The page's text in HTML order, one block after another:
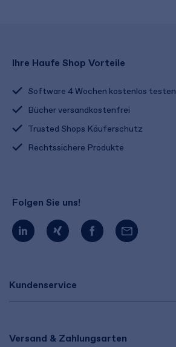
Kundenservice
Versand & Zahlungsarten
Ihre Haufe Shop Vorteile
Software 4 Wochen kostenlos testen
Bücher versandkostenfrei
Trusted Shops Käuferschutz
Rechtssichere Produkte
Folgen Sie uns!